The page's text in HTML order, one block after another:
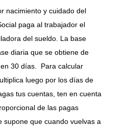
nacimiento y cuidado del
paga al trabajador el
del sueldo. La base
diaria que se obtiene de
30 días. Para calcular
luego por los días de
tus cuentas, ten en cuenta
de las pagas
supone que cuando vuelvas a